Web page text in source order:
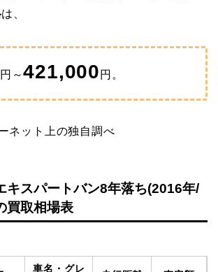
は、
円～421,000 円。
ネット上の独自調べ
キスパートバン8年落ち(2016年/
買取相場表
車名・グレ